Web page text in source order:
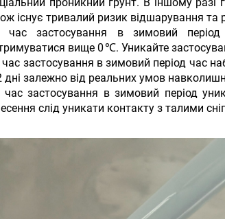
існує тривалий ризик відшарування та
час застосування в зимовий
вище 0 ℃. Уникайте
час застосування в зимовий період час
дні залежно від реальних умов
час застосування в зимовий період
слід уникати контакту з талими